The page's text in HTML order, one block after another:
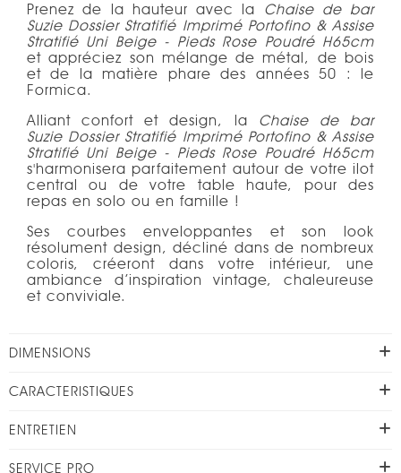
Prenez de la hauteur avec la Chaise de bar
Suzie Dossier Stratifié Imprimé Portofino & Assise
Stratifié Uni Beige - Pieds Rose Poudré H65cm
et appréciez son mélange de métal, de bois
et de la matière phare des années 50 : le
Formica.
Alliant confort et design, la Chaise de bar
Suzie Dossier Stratifié Imprimé Portofino & Assise
Stratifié Uni Beige - Pieds Rose Poudré H65cm
s'harmonisera parfaitement autour de votre ilot
central ou de votre table haute, pour des
repas en solo ou en famille !
Ses courbes enveloppantes et son look
résolument design, décliné dans de nombreux
coloris, créeront dans votre intérieur, une
ambiance d’inspiration vintage, chaleureuse
et conviviale.
DIMENSIONS
CARACTERISTIQUES
ENTRETIEN
SERVICE PRO